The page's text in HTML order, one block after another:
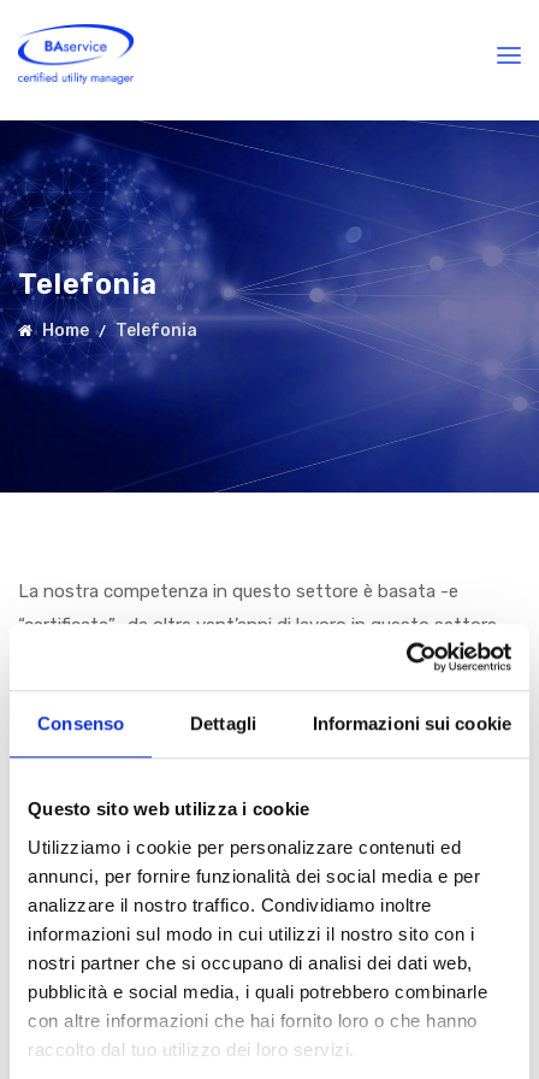
Consenso Dettagli Informazioni sui cookie
Questo sito web utilizza i cookie
Utilizziamo i cookie per personalizzare contenuti ed
annunci, per fornire funzionalità dei social media e per
analizzare il nostro traffico. Condividiamo inoltre
informazioni sul modo in cui utilizzi il nostro sito con i
nostri partner che si occupano di analisi dei dati web,
pubblicità e social media, i quali potrebbero combinarle
con altre informazioni che hai fornito loro o che hanno
raccolto dal tuo utilizzo dei loro servizi.
Telefonia
Home Telefonia
La nostra competenza in questo settore è basata -e
“certificata”- da oltre vent’anni di lavoro in questo settore,
nel quale ci siamo da sempre occupati di clienti business e
pubbliche amministrazioni.
alcuni tra i principali carrier internazionali e, fattore non
trascurabile, lavoriamo conresellercapaci di proporre“ quel
qualcosa in più” al già dinamico mercato italiano offrendo
così soluzioni personalizzate e soprattutto assistite
direttamente da tecnici competenti. “Infine”, il nostro
approccio consulenziale, che parte sempre da
un’approfondita analisi degli attuali costi sostenuti dal
cliente, delle tecnologie utilizzate e dalle esigenze dello